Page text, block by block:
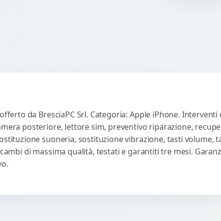
da BresciaPC Srl. Categoria: Apple iPhone.
posteriore, lettore sim, preventivo riparazione,
suoneria, sostituzione vibrazione, tasti volume,
di massima qualità, testati e garantiti tre mesi.